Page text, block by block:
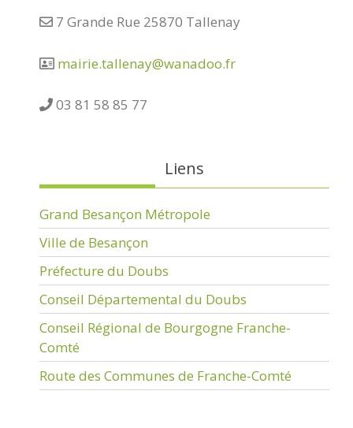
7 Grande Rue 25870 Tallenay
mairie.tallenay@wanadoo.fr
03 81 58 85 77
Liens
Grand Besançon Métropole
Ville de Besançon
Préfecture du Doubs
Conseil Départemental du Doubs
Conseil Régional de Bourgogne Franche-
Comté
Route des Communes de Franche-Comté